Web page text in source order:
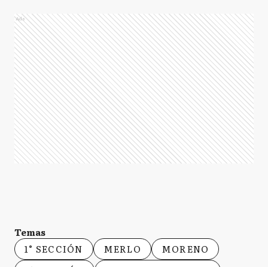
Ads
Temas
1° SECCIÓN
MERLO
MORENO